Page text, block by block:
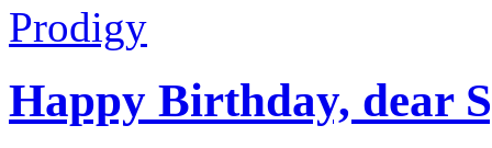
Happy Birthday, dear